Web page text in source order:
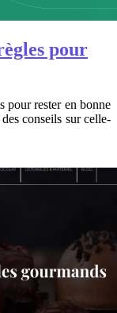
pour
pour rester en bonne
conseils sur celle-